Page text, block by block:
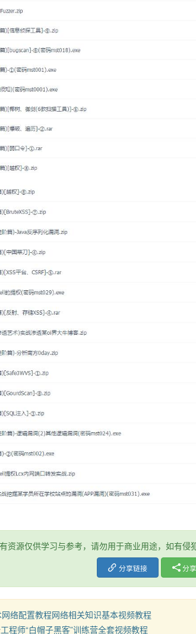
资源仅供学习与参考，请勿用于商业用途，如有侵
分享链接 分
络配置教程网络相关知识基本视频教程
程师“白帽子黑客”训练营全套视频教程